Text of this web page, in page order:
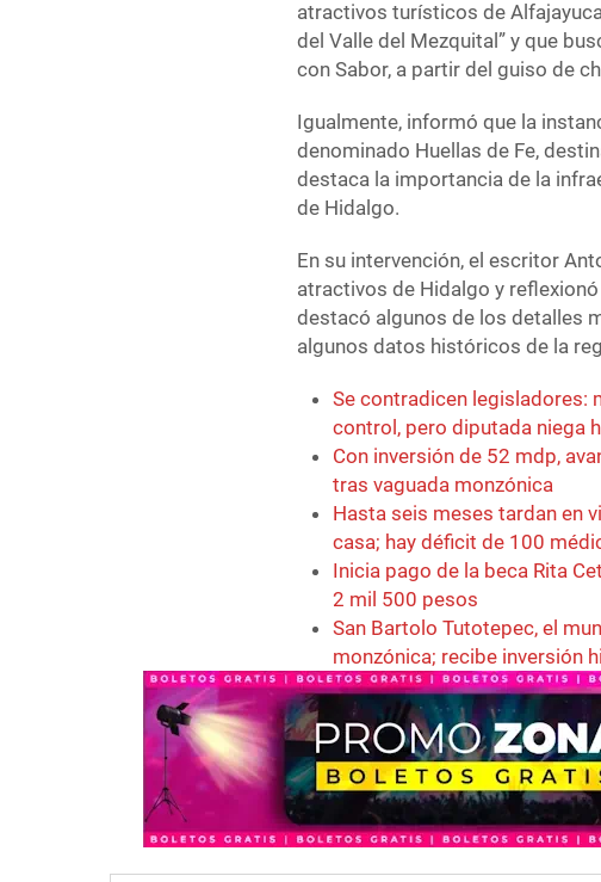
atractivos turísticos de
del Valle del Mezquital” y que
con Sabor, a partir del guiso de
Igualmente, informó que la
denominado Huellas de Fe,
destaca la importancia de la
de Hidalgo.
En su intervención, el escritor
atractivos de Hidalgo y
destacó algunos de los detalles
algunos datos históricos de la
Se contradicen legisladores:
control, pero diputada niega
Con inversión de 52 mdp,
tras vaguada monzónica
Hasta seis meses tardan en
casa; hay déficit de 100
Inicia pago de la beca Rita
2 mil 500 pesos
San Bartolo Tutotepec, el
monzónica; recibe inversión